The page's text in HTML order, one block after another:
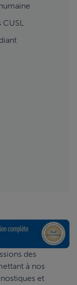
des
à nos
et